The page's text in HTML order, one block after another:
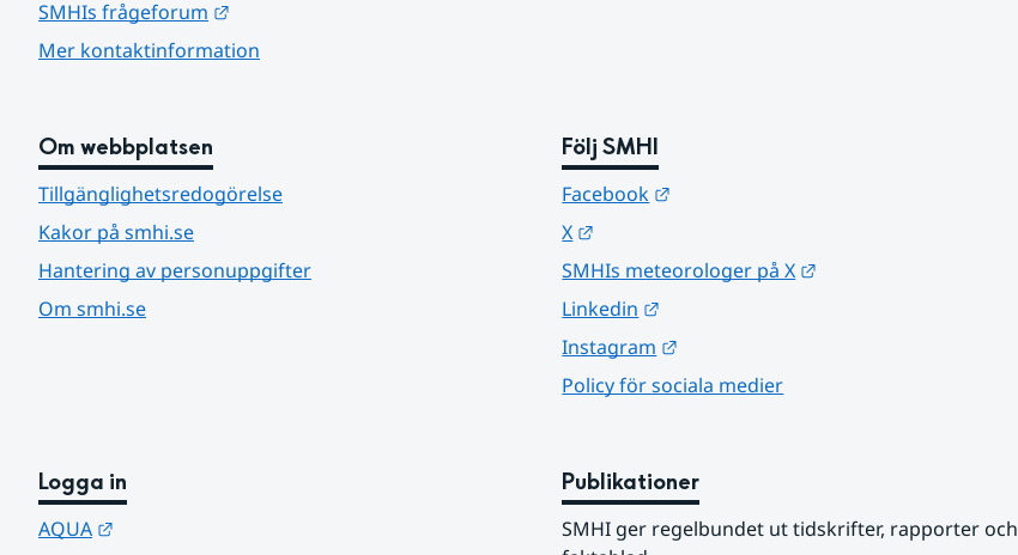
SMHIs frågeforum
Mer kontaktinformation
Om webbplatsen
Tillgänglighetsredogörelse
Kakor på smhi.se
Hantering av personuppgifter
Om smhi.se
Följ SMHI
Facebook
X
SMHIs meteorologer på X
Linkedin
Instagram
Policy för sociala medier
Logga in
AQUA
Publikationer
SMHI ger regelbundet ut tidskrifter, rapporter och